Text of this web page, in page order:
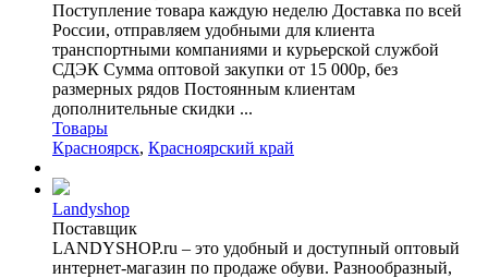
Поступление товара каждую неделю Доставка по всей
России, отправляем удобными для клиента
транспортными компаниями и курьерской службой
СДЭК Сумма оптовой закупки от 15 000р, без
размерных рядов Постоянным клиентам
дополнительные скидки ...
Товары
Красноярск, Красноярский край
Landyshop
Поставщик
LANDYSHOP.ru – это удобный и доступный оптовый
интернет-магазин по продаже обуви. Разнообразный,